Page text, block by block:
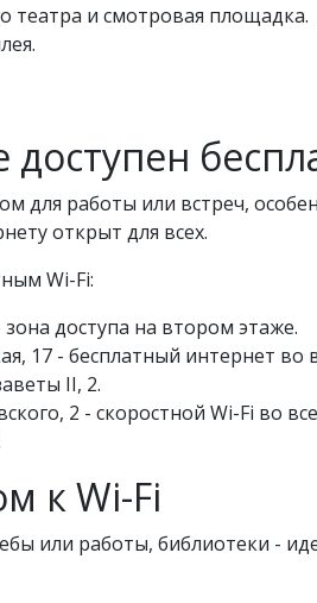
театра и смотровая площадка.
для работы или встреч,
открыт для всех.
Wi-Fi:
доступа на втором этаже.
17 - бесплатный интернет во
ІІ, 2.
2 - скоростной Wi-Fi во
к Wi-Fi
или работы, библиотеки -